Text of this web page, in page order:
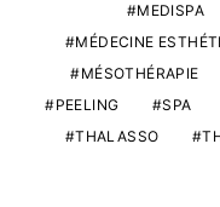
MEDISPA
MÉDECINE
MÉSOTHÉRAPIE
PEELING
SPA
THALASSO